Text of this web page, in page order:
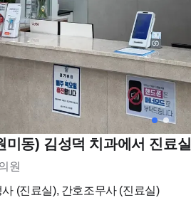
미동) 김성덕 치과에서 진료
원
(진료실), 간호조무사 (진료실)